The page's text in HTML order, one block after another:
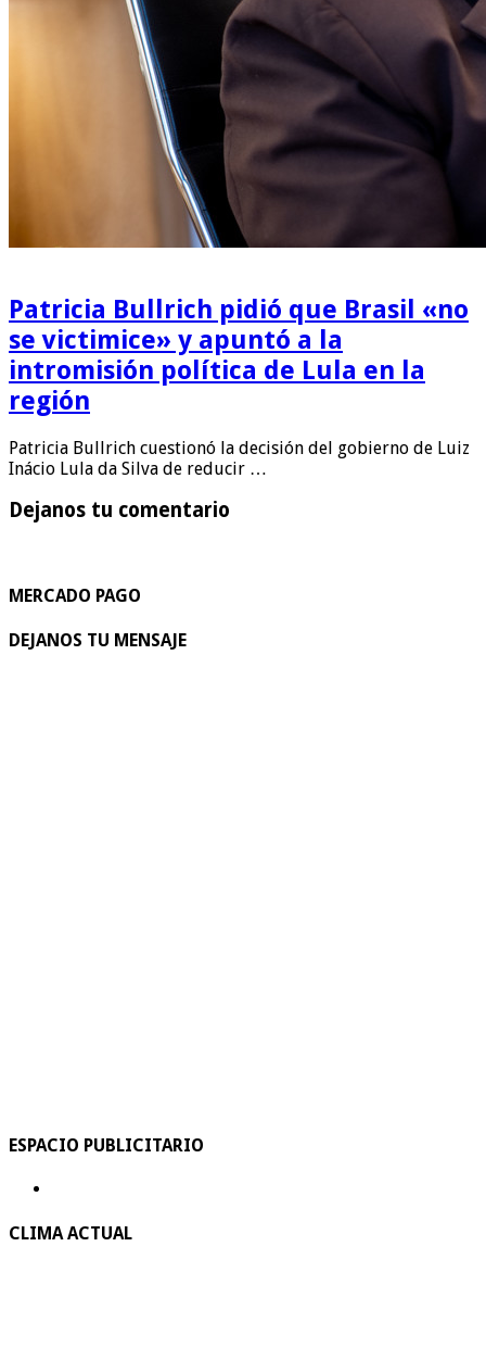
Patricia Bullrich pidió que Brasil «no
se victimice» y apuntó a la
intromisión política de Lula en la
región
Patricia Bullrich cuestionó la decisión del gobierno de Luiz
Inácio Lula da Silva de reducir …
Dejanos tu comentario
MERCADO PAGO
DEJANOS TU MENSAJE
ESPACIO PUBLICITARIO
CLIMA ACTUAL